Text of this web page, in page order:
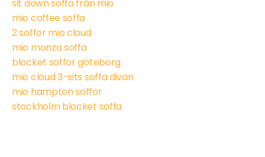
sit down soffa från mio
mio coffee soffa
2 soffor mio cloud
mio monza soffa
blocket soffor göteborg
mio cloud 3-sits soffa divan
mio hampton soffor
stockholm blocket soffa